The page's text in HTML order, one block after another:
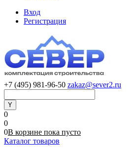
Вход
Регистрация
+7 (495) 981-96-50 zakaz@sever2.ru
0
0
0В корзине пока пусто
Каталог товаров